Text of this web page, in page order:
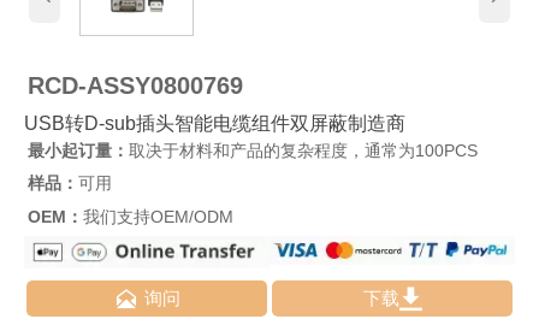
RCD-ASSY0800769
USB转D-sub插头智能电缆组件双屏蔽制造商
最小起订量： 取决于材料和产品的复杂程度，通常为100PCS
样品： 可用
OEM： 我们支持OEM/ODM
 询问 下载